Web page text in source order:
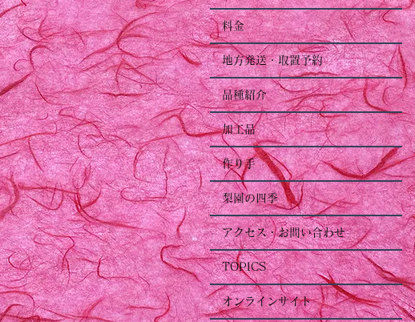
料金
地方発送・取置予約
品種紹介
加工品
作り手
梨園の四季
アクセス・お問い合わせ
TOPICS
オンラインサイト